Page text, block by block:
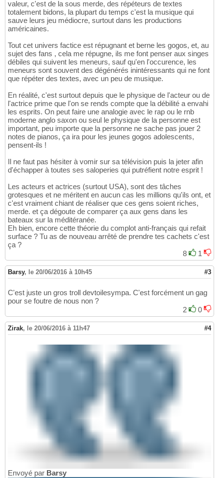
valeur, c'est de la sous merde, des répéteurs de textes
totalement bidons, la plupart du temps c'est la musique qui
sauve leurs jeu médiocre, surtout dans les productions
américaines.
Tout cet univers factice est répugnant et berne les gogos, et, au
sujet des fans , cela me répugne, ils me font penser aux singes
débiles qui suivent les meneurs, sauf qu'en l'occurence, les
meneurs sont souvent des dégénérés inintéressants qui ne font
que répéter des textes, avec un peu de musique.
En réalité, c'est surtout depuis que le physique de l'acteur ou de
l'actrice prime que l'on se rends compte que la débilité a envahi
les esprits. On peut faire une analogie avec le rap ou le rnb
moderne anglo saxon ou seul le physique de la personne est
important, peu importe que la personne ne sache pas jouer 2
notes de pianos, ça ira pour les jeunes gogos adolescents,
pensent-ils !
Il ne faut pas hésiter à vomir sur sa télévision puis la jeter afin
d'échapper à toutes ses saloperies qui putréfient notre esprit !
Les acteurs et actrices (surtout USA), sont des tâches
grotesques et ne méritent en aucun cas les millions qu'ils ont, et
c'est vraiment chiant de réaliser que ces gens soient riches,
merde. et ça dégoute de comparer ça aux gens dans les
bateaux sur la méditéranée.
Eh bien, encore cette théorie du complot anti-français qui refait
surface ? Tu as de nouveau arrêté de prendre tes cachets c'est
ça ?
8
1
Barsy, le 20/06/2016 à 10h45 #3
C'est juste un gros troll devtoilesympa. C'est forcément un gag
pour se foutre de nous non ?
2
0
Zirak, le 20/06/2016 à 11h47 #4
Envoyé par Barsy